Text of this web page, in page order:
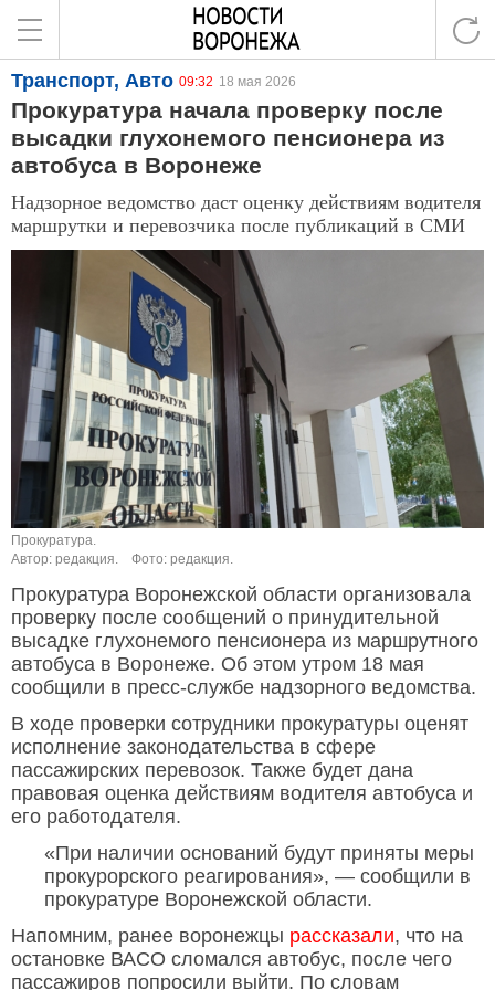
Транспорт, Авто 09:32 18 мая 2026
Прокуратура начала проверку после
высадки глухонемого пенсионера из
автобуса в Воронеже
Надзорное ведомство даст оценку действиям водителя
маршрутки и перевозчика после публикаций в СМИ
Прокуратура.
Автор: редакция.
Фото: редакция.
Прокуратура Воронежской области организовала
проверку после сообщений о принудительной
высадке глухонемого пенсионера из маршрутного
автобуса в Воронеже. Об этом утром 18 мая
сообщили в пресс-службе надзорного ведомства.
В ходе проверки сотрудники прокуратуры оценят
исполнение законодательства в сфере
пассажирских перевозок. Также будет дана
правовая оценка действиям водителя автобуса и
его работодателя.
«При наличии оснований будут приняты меры
прокурорского реагирования», — сообщили в
прокуратуре Воронежской области.
Напомним, ранее воронежцы рассказали, что на
остановке ВАСО сломался автобус, после чего
пассажиров попросили выйти. По словам